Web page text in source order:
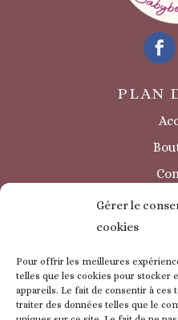
Gérer le
cookies
Pour offrir les meilleures
telles que les cookies pour stocker
appareils. Le fait de consentir à
traiter des données telles que le
PLAN
Politique de